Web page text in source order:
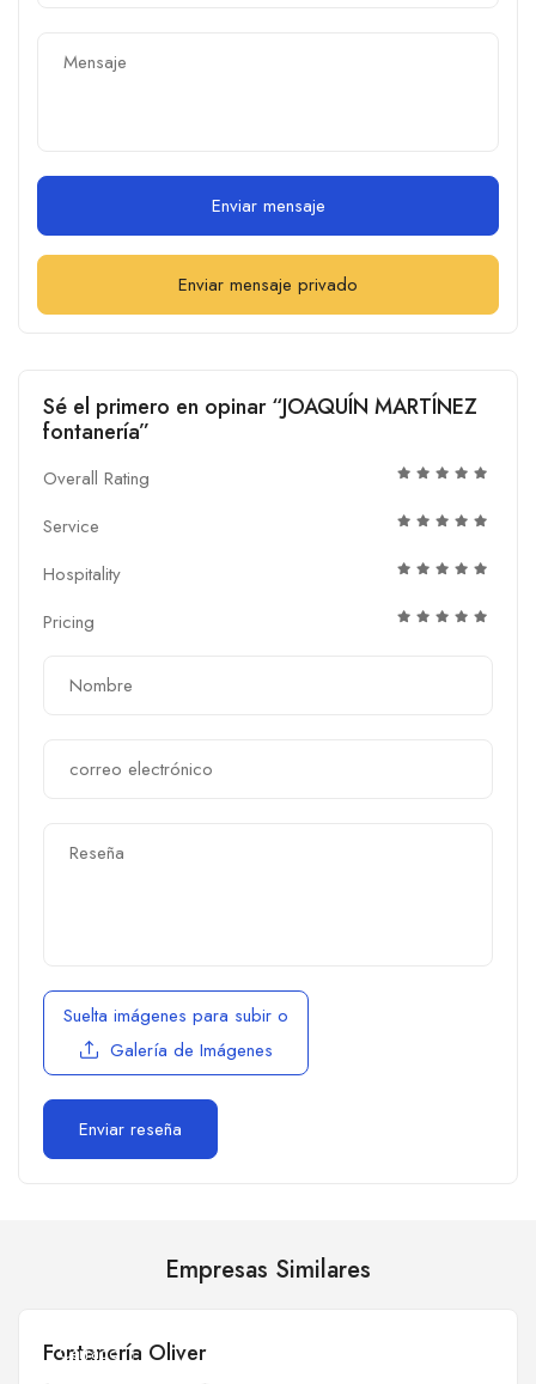
Enviar mensaje
Enviar mensaje privado
Sé el primero en opinar “JOAQUÍN MARTÍNEZ
fontanería”
Overall Rating
Service
Hospitality
Pricing
Suelta imágenes para subir o
Galería de Imágenes
Empresas Similares
Cerrado
Fontanería Oliver